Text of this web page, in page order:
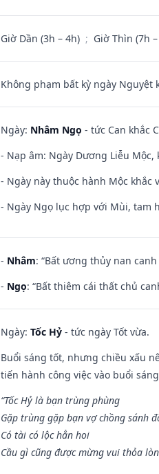
Giờ Dần (3h – 4h) ; Giờ Thìn (7h
Không phạm bất kỳ ngày Nguyệt
Ngày: Nhâm Ngọ - tức Can khắc
- Nạp âm: Ngày Dương Liễu Mộc,
- Ngày này thuộc hành Mộc khắc
- Ngày Ngọ lục hợp với Mùi, tam
- Nhâm: “Bất ương thủy nan
- Ngọ: “Bất thiêm cái thất chủ
Ngày: Tốc Hỷ - tức ngày Tốt vừa.
Buổi sáng tốt, nhưng chiều xấu
tiến hành công việc vào buổi
“Tốc Hỷ là bạn trùng phùng
Gặp trùng gặp bạn vợ chồng sánh
Có tài có lộc hẳn hoi
Cầu gì cũng được mừng vui thỏa